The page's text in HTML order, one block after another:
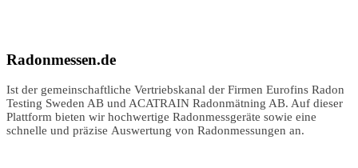
Radonmessen.de
Ist der gemeinschaftliche Vertriebskanal der Firmen Eurofins Radon
Testing Sweden AB und ACATRAIN Radonmätning AB. Auf dieser
Plattform bieten wir hochwertige Radonmessgeräte sowie eine
schnelle und präzise Auswertung von Radonmessungen an.